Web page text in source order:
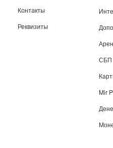
Контакты
Реквизиты
СБП
Mir